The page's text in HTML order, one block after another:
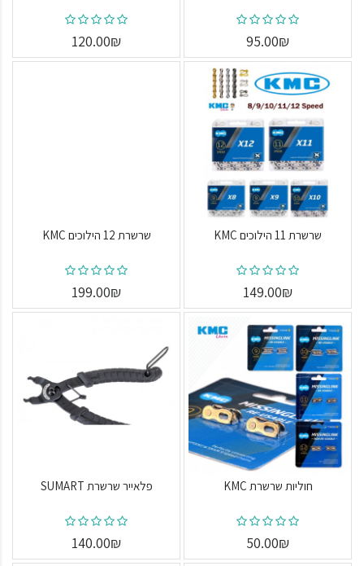
95.00₪
120.00₪
שרשרת 11 הילוכים KMC
149.00₪
שרשרת 12 הילוכים KMC
199.00₪
חוליות שרשרת KMC
50.00₪
פלאייר שרשרת SUMART
140.00₪